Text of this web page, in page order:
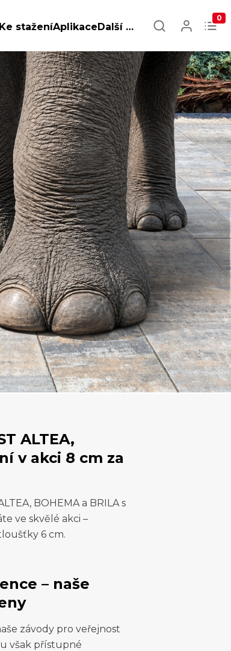
Ke staženíAplikaceDalší …
0
ALTEA,
v akci 8 cm za
BOHEMA a BRILA s
ve skvělé akci –
6 cm.
– naše
závody pro veřejnost
však přístupné